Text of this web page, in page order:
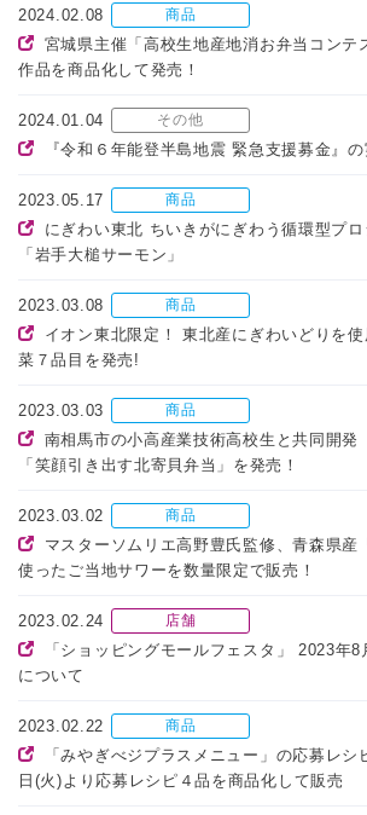
2024.02.08 商品
宮城県主催「高校生地産地消お弁当コンテ
作品を商品化して発売！
2024.01.04 その他
『令和６年能登半島地震 緊急支援募金』
2023.05.17 商品
にぎわい東北 ちいきがにぎわう循環型プ
「岩手大槌サーモン」
2023.03.08 商品
イオン東北限定！ 東北産にぎわいどりを
菜７品目を発売!
2023.03.03 商品
南相馬市の小高産業技術高校生と共同開
「笑顔引き出す北寄貝弁当」を発売！
2023.03.02 商品
マスターソムリエ高野豊氏監修、青森県産
使ったご当地サワーを数量限定で販売！
2023.02.24 店舗
「ショッピングモールフェスタ」 2023年
について
2023.02.22 商品
「みやぎべジプラスメニュー」の応募レシ
日(火)より応募レシピ４品を商品化して販売